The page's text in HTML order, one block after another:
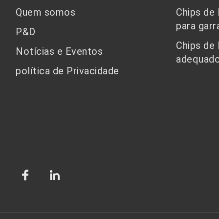
Quem somos
P&D
Notícias e Eventos
política de Privacidade
Chips de
para
Chips de